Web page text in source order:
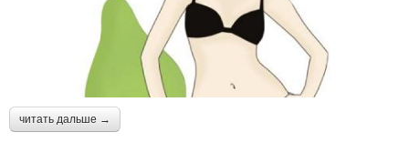
читать дальше →